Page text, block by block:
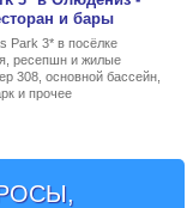
и бары
Park 3* в посёлке
ресепшн и жилые
308, основной бассейн,
и прочее